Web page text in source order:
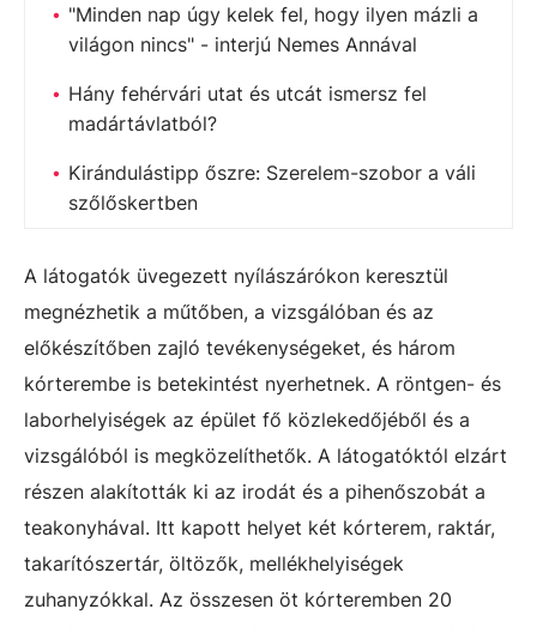
"Minden nap úgy kelek fel, hogy ilyen mázli a
világon nincs" - interjú Nemes Annával
Hány fehérvári utat és utcát ismersz fel
madártávlatból?
Kirándulástipp őszre: Szerelem-szobor a váli
szőlőskertben
A látogatók üvegezett nyílászárókon keresztül
megnézhetik a műtőben, a vizsgálóban és az
előkészítőben zajló tevékenységeket, és három
kórterembe is betekintést nyerhetnek. A röntgen- és
laborhelyiségek az épület fő közlekedőjéből és a
vizsgálóból is megközelíthetők. A látogatóktól elzárt
részen alakították ki az irodát és a pihenőszobát a
teakonyhával. Itt kapott helyet két kórterem, raktár,
takarítószertár, öltözők, mellékhelyiségek
zuhanyzókkal. Az összesen öt kórteremben 20